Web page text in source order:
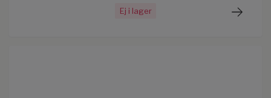
Ej i lager